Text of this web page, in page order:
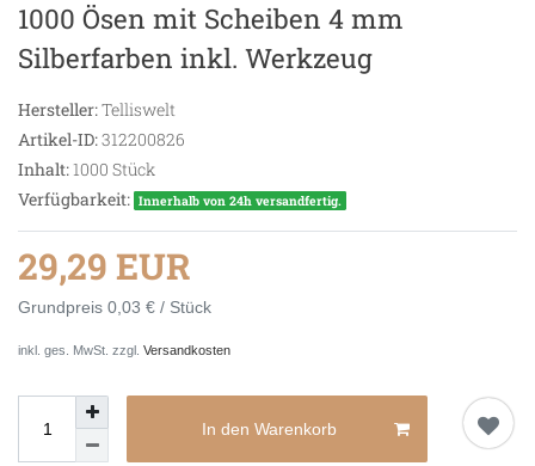
1000 Ösen mit Scheiben 4 mm
Silberfarben inkl. Werkzeug
Hersteller:Telliswelt
Artikel-ID:312200826
Inhalt:1000 Stück
Verfügbarkeit: Innerhalb von 24h versandfertig.
29,29 EUR
Grundpreis 0,03 € / Stück
inkl. ges. MwSt. zzgl. Versandkosten
In den Warenkorb